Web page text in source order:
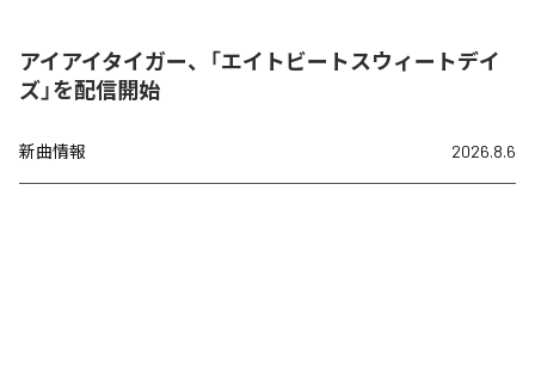
アイアイタイガー、「エイトビートスウィートデイ
ズ」を配信開始
新曲情報 2026.8.6